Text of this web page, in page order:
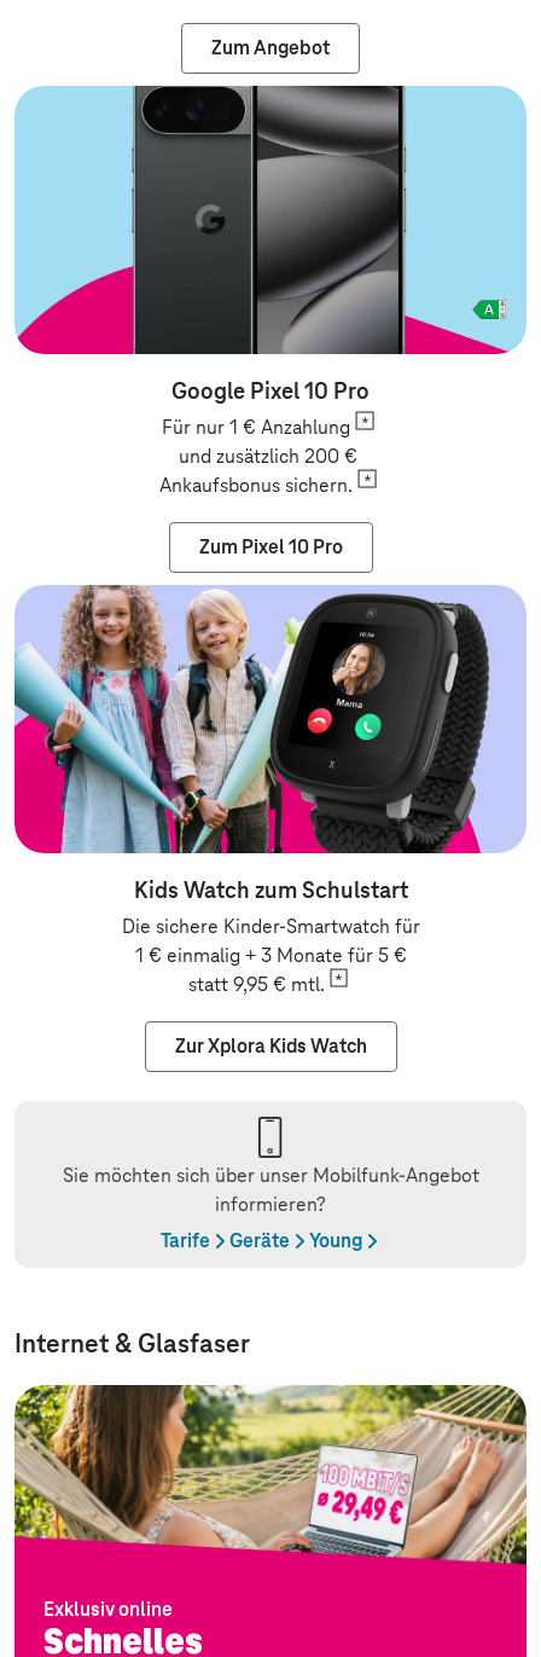
Zum Angebot
Google Pixel 10 Pro
Für nur 1 € Anzahlung
und zusätzlich 200 €
Ankaufsbonus sichern.
Zum Pixel 10 Pro
Kids Watch zum Schulstart
Die sichere Kinder-Smartwatch für
1 € einmalig + 3 Monate für 5 €
statt 9,95 € mtl.
Zur Xplora Kids Watch
Sie möchten sich über unser Mobilfunk-Angebot
informieren?
Tarife
Geräte Young
Internet & Glasfaser
Exklusiv online
Schnelles